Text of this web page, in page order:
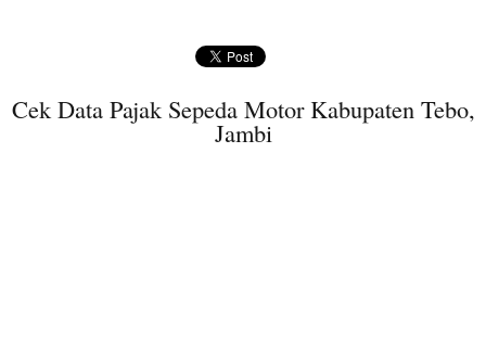
Cek Data Pajak Sepeda Motor Kabupaten Tebo,
Jambi